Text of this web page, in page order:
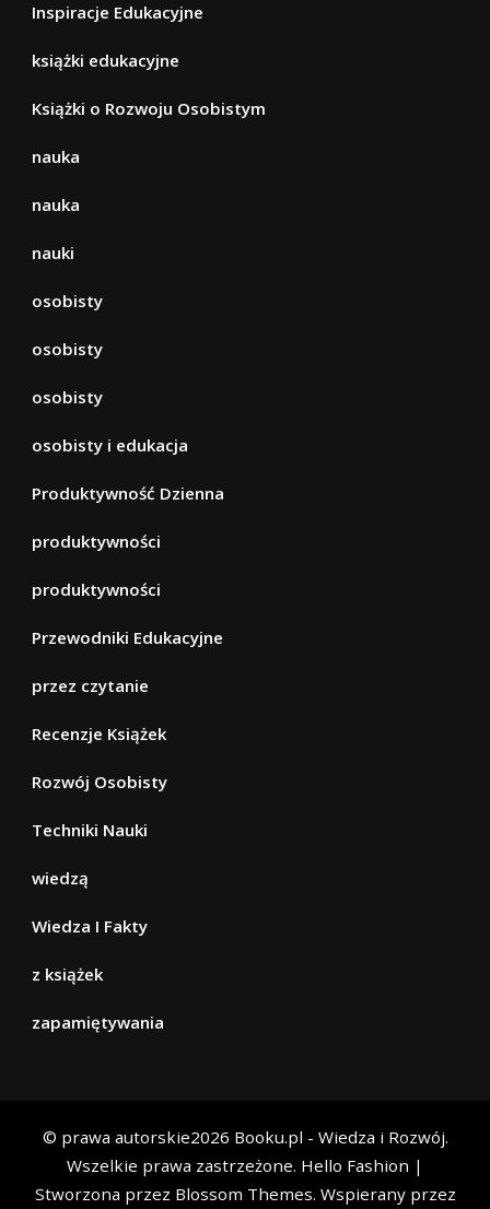
Inspiracje Edukacyjne
książki edukacyjne
Książki o Rozwoju Osobistym
nauka
nauka
nauki
osobisty
osobisty
osobisty
osobisty i edukacja
Produktywność Dzienna
produktywności
produktywności
Przewodniki Edukacyjne
przez czytanie
Recenzje Książek
Rozwój Osobisty
Techniki Nauki
wiedzą
Wiedza I Fakty
z książek
zapamiętywania
© prawa autorskie2026 Booku.pl - Wiedza i Rozwój.
Wszelkie prawa zastrzeżone. Hello Fashion |
Stworzona przez Blossom Themes. Wspierany przez